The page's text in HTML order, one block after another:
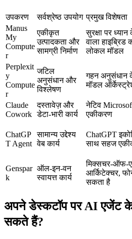
उपकरण सर्वश्रेष्ठ उपयोग प्रमुख विशेषता
Manus
My
Compute
r
एकीकृत
उत्पादकता और
सामग्री निर्माण
सुरक्षा पर
वाला हाइब्रिड
लोकल मॉडल
Perplexit
y
Compute
r
जटिल
अनुसंधान और
विश्लेषण
गहन अनुसंधान
मॉडल
Claude
Cowork
दस्तावेज़ और
डेटा-भारी कार्य
नेटिव
एकीकरण
ChatGP
T Agent
सामान्य उद्देश्य
वेब कार्य
ChatGPT
साथ सहज
Genspar
k
ऑल-इन-वन
स्वायत्त कार्य
मिक्सचर-ऑफ-
आर्किटेक्चर,
सकता है
अपने डेस्कटॉप पर AI एजेंट
सकते हैं?